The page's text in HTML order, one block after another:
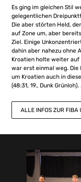
Es ging im gleichen Stil
gelegentlichen
Die aber störten Held,
auf Zone um, aber
Ziel. Einige
dahin aber nahezu ohne
Kroatien holte weiter auf
war erst einmal weg. Die
um Kroatien auch in
(48:31, 19., Dunk Grünloh).
ALLE INFOS ZUR